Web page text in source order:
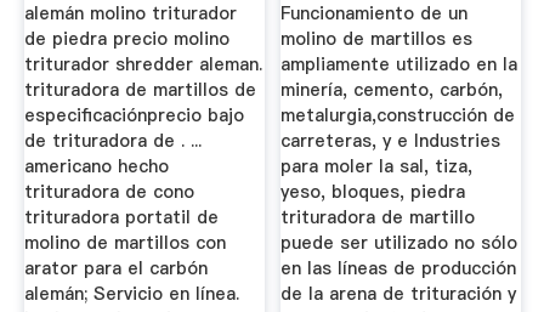
alemán molino triturador
de piedra precio molino
triturador shredder aleman.
trituradora de martillos de
especificaciónprecio bajo
de trituradora de . ...
americano hecho
trituradora de cono
trituradora portatil de
molino de martillos con
arator para el carbón
alemán; Servicio en línea.
Funcionamiento de un
molino de martillos es
ampliamente utilizado en la
minería, cemento, carbón,
metalurgia,construcción de
carreteras, y e Industries
para moler la sal, tiza,
yeso, bloques, piedra
trituradora de martillo
puede ser utilizado no sólo
en las líneas de producción
de la arena de trituración y